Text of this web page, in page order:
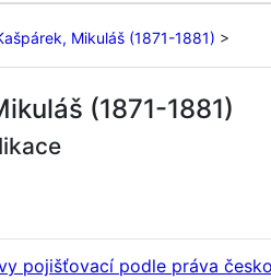
Mikuláš (1871-1881)
(1871-1881)
pojišťovací podle práva